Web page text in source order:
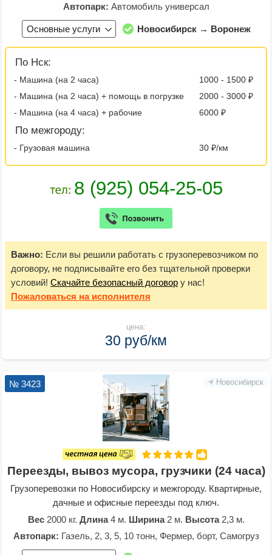
Автопарк: Автомобиль универсал
Основные услуги Новосибирск → Воронеж
По Нск:
- Машина (на 2 часа)
1000 - 1500 ₽
- Машина (на 2 часа) + помощь в погрузке
2000 - 3000 ₽
- Машина (на 4 часа) + рабочие
6000 ₽
По межгороду:
- Грузовая машина 30 ₽/км
Важно: Если вы решили работать с грузоперевозчиком по
договору, не подписывайте его без тщательной проверки
условий! Скачайте безопасный договор у нас!
Пожаловаться на исполнителя
цена:
30 руб/км
Новосибирск
№ 3423
Переезды, вывоз мусора, грузчики (24 часа)
Грузоперевозки по Новосибирску и межгороду. Квартирные,
дачные и офисные переезды под ключ.
Вес2000 кг. Длина4 м. Ширина2 м. Высота2,3 м.
Автопарк: Газель, 2, 3, 5, 10 тонн, Фермер, борт, Самогруз